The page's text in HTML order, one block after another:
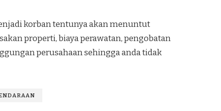
korban tentunya akan menuntut
properti, biaya perawatan, pengobatan
perusahaan sehingga anda tidak